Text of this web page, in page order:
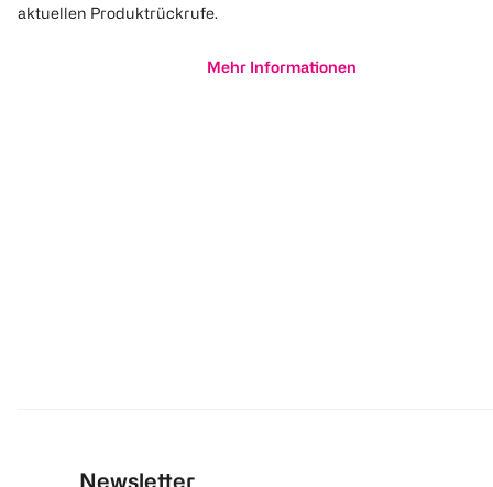
aktuellen Produktrückrufe.
Mehr Informationen
Newsletter